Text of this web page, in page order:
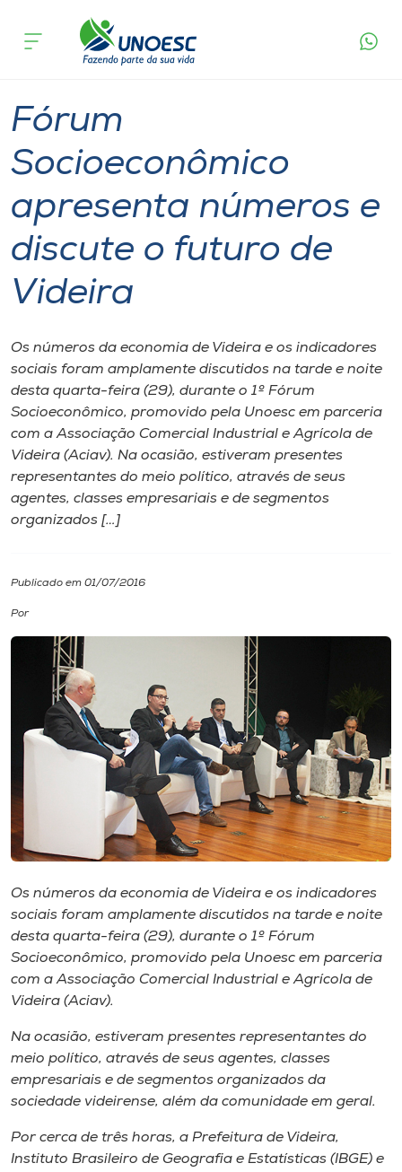
Cursos
Pesquisa
Atendimento ao Estudante
Portal de Ensino
Internacionalização
I.nova
Diplomados
Biblioteca
Editora
Rádio
Unoesc
Store
Selecione
acontece
Fórum
Socioeconômico
apresenta números e
discute o futuro de
Videira
Os números da economia de Videira e os indicadores
sociais foram amplamente discutidos na tarde e noite
desta quarta-feira​ (29), durante o ​1º Fórum
Socioeconômico, promovido pela Unoesc em parceria
com a Associação Comercial Industrial e Agrícola de
Videira (Aciav). Na ocasião, estiveram presentes​
representantes d​o meio político, através de seus
agentes​, classes empresariais e de segmentos
organizados […]
Publicado em 01/07/2016
Por
Os números da economia de Videira e os indicadores
sociais foram amplamente discutidos na tarde e noite
desta quarta-feira​ (29), durante o ​1º Fórum
Socioeconômico, promovido pela Unoesc em parceria
com a Associação Comercial Industrial e Agrícola de
Videira (Aciav).
Na ocasião, estiveram presentes​ representantes d​o
meio político, através de seus agentes​, classes
empresariais e de segmentos organizados da
sociedade videirense​, além da comunidade em geral.
Por cerca de três horas,​ a Prefeitura de Videira,
Instituto Brasileiro de Geografia e Estatísticas (IBGE) e